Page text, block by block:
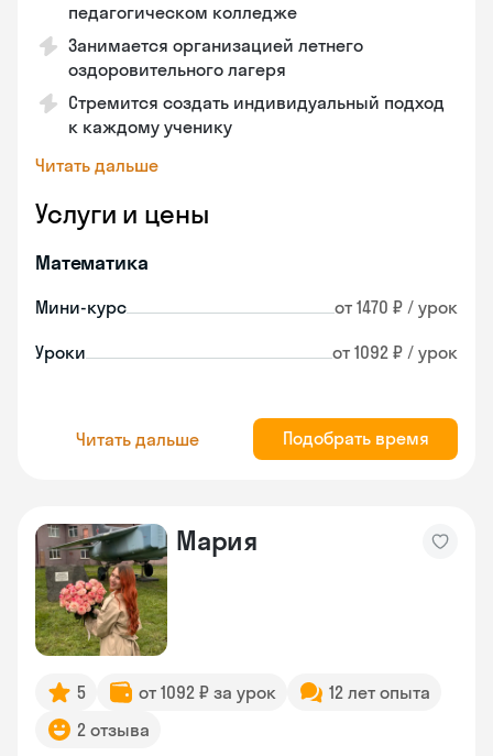
педагогическом колледже
Занимается организацией летнего
оздоровительного лагеря
Стремится создать индивидуальный подход
к каждому ученику
Читать дальше
Услуги и цены
Математика
Мини-курс от 1470 ₽ / урок
Уроки от 1092 ₽ / урок
Читать дальше Подобрать время
Мария
5 от 1092 ₽ за урок
12 лет опыта
2 отзыва